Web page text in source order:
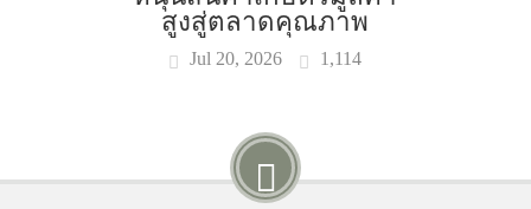
สูงสู่ตลาดคุณภาพ
Jul 20, 2026 1,114